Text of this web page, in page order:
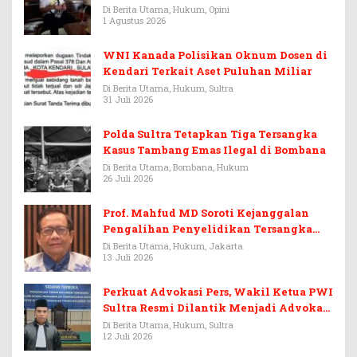
Warisan Menjadi Arena Pemerasan
Di Berita Utama, Hukum, Opini
1 Agustus 2026
WNI Kanada Polisikan Oknum Dosen di
Kendari Terkait Aset Puluhan Miliar
Di Berita Utama, Hukum, Sultra
31 Juli 2026
Polda Sultra Tetapkan Tiga Tersangka
Kasus Tambang Emas Ilegal di Bombana
Di Berita Utama, Bombana, Hukum
26 Juli 2026
Prof. Mahfud MD Soroti Kejanggalan
Pengalihan Penyelidikan Tersangka
Febrie Adriansyah
Di Berita Utama, Hukum, Jakarta
13 Juli 2026
Perkuat Advokasi Pers, Wakil Ketua PWI
Sultra Resmi Dilantik Menjadi Advokat
PERADI
Di Berita Utama, Hukum, Sultra
12 Juli 2026